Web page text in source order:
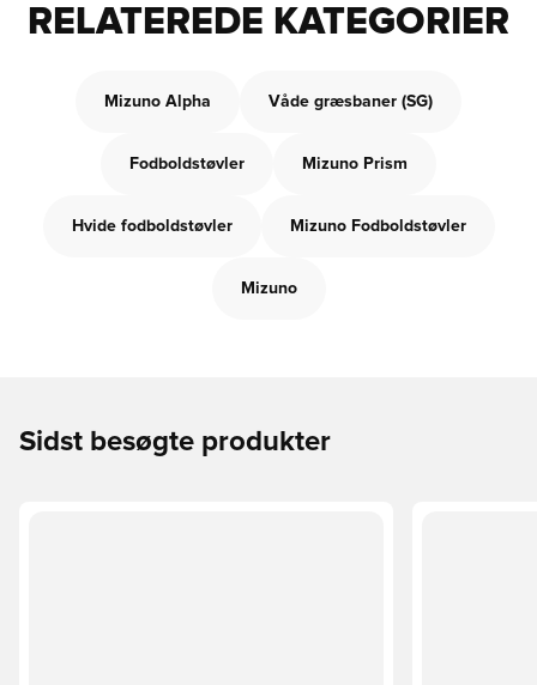
RELATEREDE KATEGORIER
Mizuno Alpha Våde græsbaner (SG)
Fodboldstøvler Mizuno Prism
Hvide fodboldstøvler Mizuno Fodboldstøvler
Mizuno
Sidst besøgte produkter